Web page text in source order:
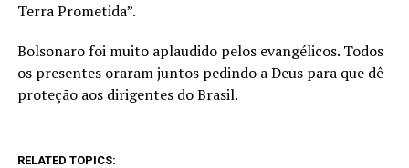
Terra Prometida”.
Bolsonaro foi muito aplaudido pelos evangélicos. Todos
os presentes oraram juntos pedindo a Deus para que dê
proteção aos dirigentes do Brasil.
RELATED TOPICS: